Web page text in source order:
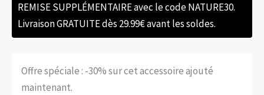
REMISE SUPPLÉMENTAIRE avec le code NATURE30.
Livraison GRATUITE dès 29.99€ avant les soldes.
Offre spéciale : -30% sur cet accessoire ajouté
maintenant.